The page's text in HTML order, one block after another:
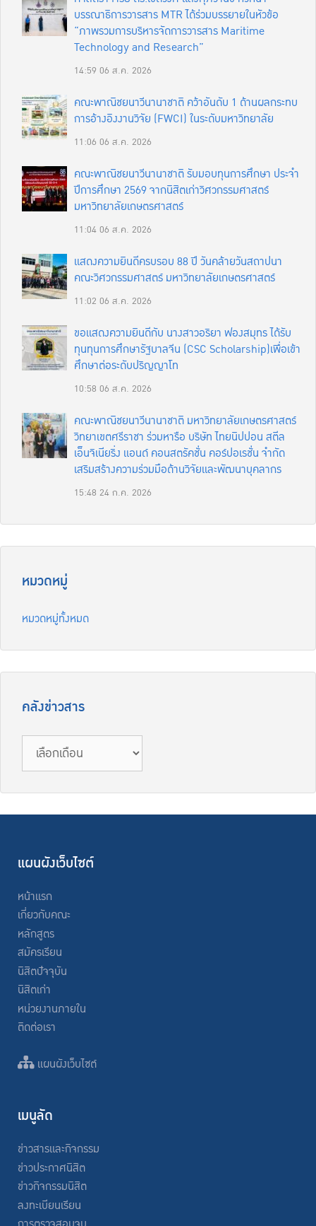
บรรณาธิการวารสาร MTR ได้ร่วมบรรยายในหัวข้อ
“ภาพรวมการบริหารจัดการวารสาร Maritime
Technology and Research”
14:59 06 ส.ค. 2026
คณะพาณิชยนาวีนานาชาติ คว้าอันดับ 1 ด้านผลกระทบ
การอ้างอิงงานวิจัย (FWCI) ในระดับมหาวิทยาลัย
11:06 06 ส.ค. 2026
คณะพาณิชยนาวีนานาชาติ รับมอบทุนการศึกษา ประจำ
ปีการศึกษา 2569 จากนิสิตเก่าวิศวกรรมศาสตร์
มหาวิทยาลัยเกษตรศาสตร์
11:0406 ส.ค. 2026
แสดงความยินดีครบรอบ 88 ปี วันคล้ายวันสถาปนา
คณะวิศวกรรมศาสตร์ มหาวิทยาลัยเกษตรศาสตร์
11:02 06 ส.ค. 2026
ขอแสดงความยินดีกับ นางสาวอริยา ฟองสมุทร ได้รับ
ทุนทุนการศึกษารัฐบาลจีน (CSC Scholarship)เพื่อเข้า
ศึกษาต่อระดับปริญญาโท
10:58 06 ส.ค. 2026
คณะพาณิชยนาวีนานาชาติ มหาวิทยาลัยเกษตรศาสตร์
วิทยาเขตศรีราชา ร่วมหารือ บริษัท ไทยนิปปอน สตีล
เอ็นจิเนียริ่ง แอนด์ คอนสตรัคชั่น คอร์ปอเรชั่น จำกัด
เสริมสร้างความร่วมมือด้านวิจัยและพัฒนาบุคลากร
15:48 24 ก.ค. 2026
หมวดหมู่
หมวดหมู่ทั้งหมด
คลังข่าวสาร
ข่าวสาร
แผนผังเว็บไซต์
หน้าแรก
เกี่ยวกับคณะ
หลักสูตร
สมัครเรียน
นิสิตปัจจุบัน
นิสิตเก่า
หน่วยงานภายใน
ติดต่อเรา
แผนผังเว็บไซต์
เมนูลัด
ข่าวสารและกิจกรรม
ข่าวประกาศนิสิต
ข่าวกิจกรรมนิสิต
ลงทะเบียนเรียน